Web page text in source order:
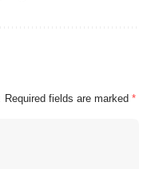
Required fields are marked *